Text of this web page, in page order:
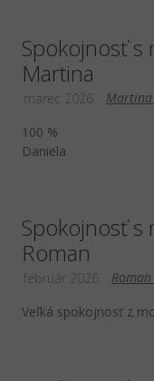
Spokojnosť s
Martina
Martina
marec 2026
100 %
Daniela
Spokojnosť s
Roman
február 2026
Veľká spokojnosť z